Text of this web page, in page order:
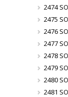
2474
2475
2476
2477
2478
2479
2480
2481